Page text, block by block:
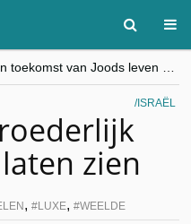
“Besnijdenisdebat toont hoe moeilijk seculiere Westen minderheden begrijpt”, Jinnih Beels (Vooruit)
CITYTRIP | ROEMENIË – Boekarest: de verrassing van Oost-Europa
ISRAËL
zien
, LUXE, WEELDE